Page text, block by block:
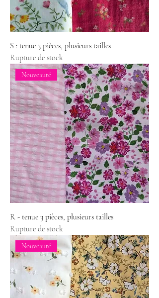
S : tenue 3 pièces, plusieurs tailles
Rupture de stock
Nouveauté
R - tenue 3 pièces, plusieurs tailles
Rupture de stock
Nouveauté